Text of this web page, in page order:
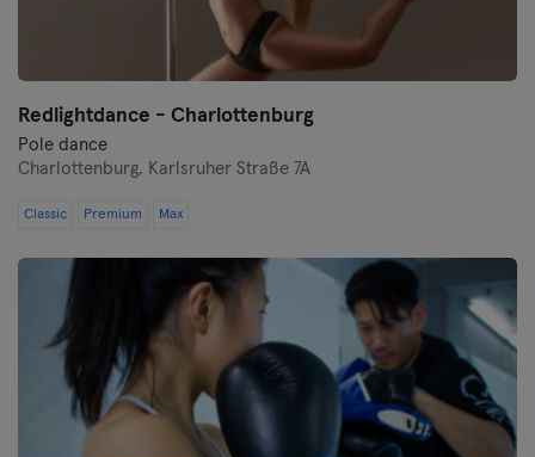
Redlightdance - Charlottenburg
Pole dance
Charlottenburg, Karlsruher Straße 7A
Classic Premium Max